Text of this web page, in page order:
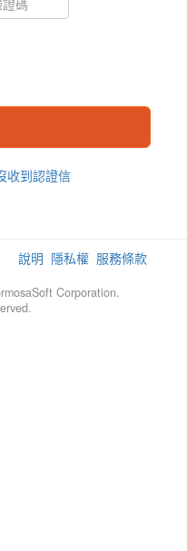
收到認證信
說明 隱私權 服務條款
Corporation.